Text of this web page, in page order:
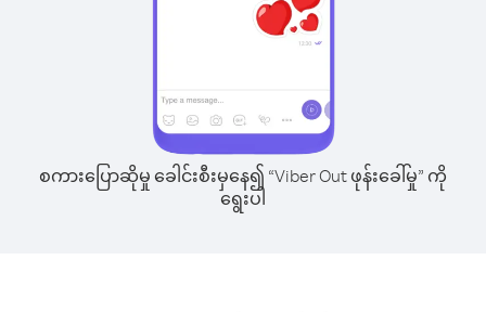
စကားပြောဆိုမှု ခေါင်းစီးမှနေ၍ “Viber Out ဖုန်းခေါ်မှု” ကို
ရွေးပါ